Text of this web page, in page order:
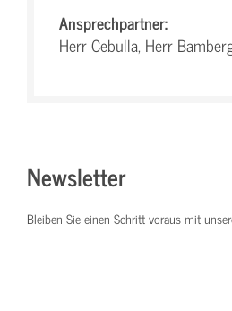
Ansprechpartner:
Herr Cebulla, Herr
Newsletter
Bleiben Sie einen Schritt voraus mit